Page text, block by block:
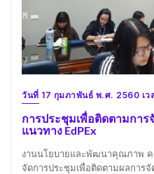
วันที่ 17 กุมภาพันธ์ พ.ศ. 2560 เว
การประชุมเพื่อติดตามการ
แนวทาง EdPEx
งานนโยบายและพัฒนาคุณภาพ
จัดการประชุมเพื่อติดตามผลการ